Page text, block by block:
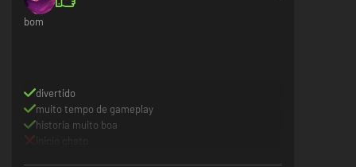
bom
divertido
muito tempo de gameplay
historia muito boa